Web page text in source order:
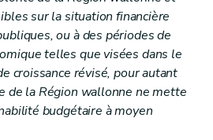
sur la situation financière
ou à des périodes de
telles que visées dans le
croissance révisé, pour autant
de la Région wallonne ne mette
budgétaire à moyen